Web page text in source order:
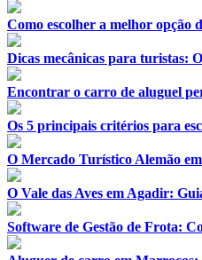
Como escolher a melhor opção
Dicas mecânicas para turistas:
Encontrar o carro de aluguel
Os 5 principais critérios para
O Mercado Turístico Alemão
O Vale das Aves em Agadir:
Software de Gestão de Frota: